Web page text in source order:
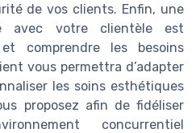
de vos clients. Enfin, une
avec votre clientèle est
comprendre les besoins
vous permettra d’adapter
les soins esthétiques
proposez afin de fidéliser
concurrentiel